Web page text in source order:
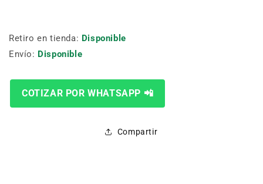
2615000190
Retiro en tienda: Disponible
Envío: Disponible
COTIZAR POR WHATSAPP 📲
Compartir